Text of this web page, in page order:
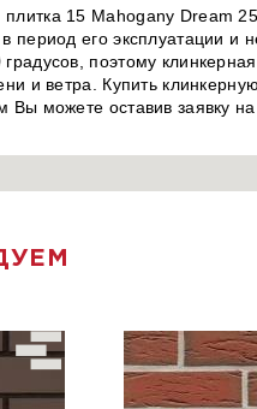
15 Mahogany Dream
период его эксплуатации и
поэтому
и ветра. Купить
Вы можете оставив заявку